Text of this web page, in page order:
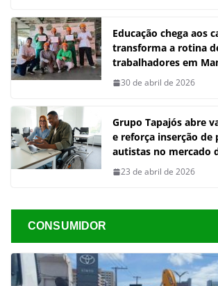
Educação chega aos
transforma a rotina
trabalhadores em
30 de abril de 2026
Grupo Tapajós abre
e reforça inserção de
autistas no mercado
23 de abril de 2026
CONSUMIDOR